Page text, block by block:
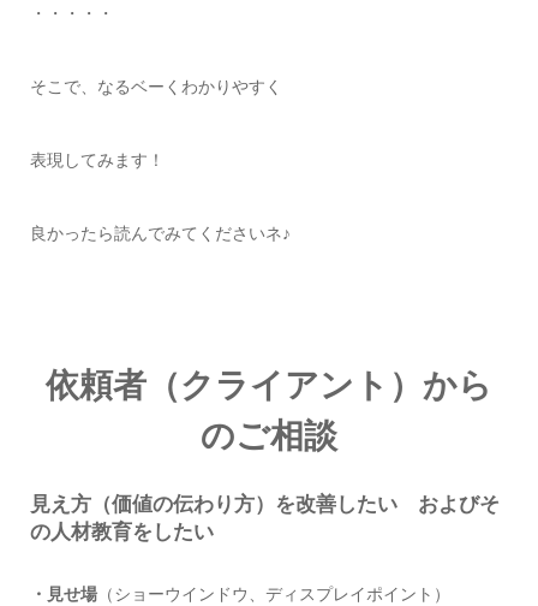
・・・・・
そこで、なるベーくわかりやすく
表現してみます！
良かったら読んでみてくださいネ♪
依頼者（クライアント）から
のご相談
見え方（価値の伝わり方）を改善したい およびそ
の人材教育をしたい
・見せ場（ショーウインドウ、ディスプレイポイント）